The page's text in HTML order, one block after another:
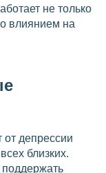
не только
влиянием на
от депрессии
близких.
поддержать